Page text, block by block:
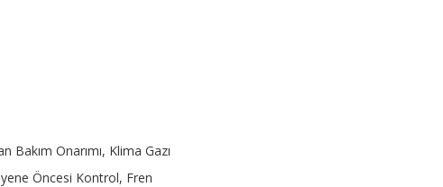
Onarımı, Klima Gazı
Öncesi Kontrol, Fren